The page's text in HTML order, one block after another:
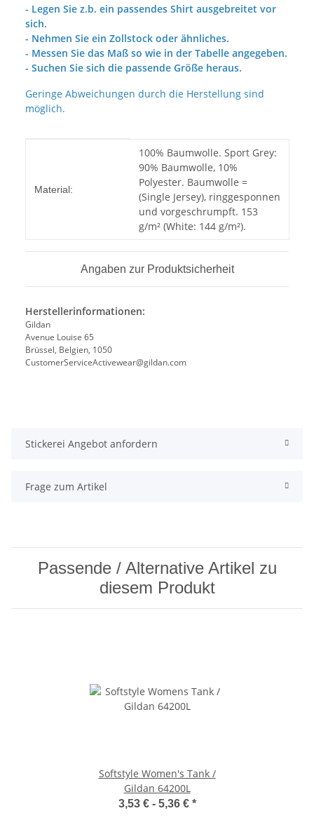
- Legen Sie z.b. ein passendes Shirt ausgebreitet vor
sich.
- Nehmen Sie ein Zollstock oder ähnliches.
- Messen Sie das Maß so wie in der Tabelle angegeben.
- Suchen Sie sich die passende Größe heraus.
Geringe Abweichungen durch die Herstellung sind
möglich.
Material:
100% Baumwolle. Sport Grey:
90% Baumwolle, 10%
Polyester. Baumwolle =
(Single Jersey), ringgesponnen
und vorgeschrumpft. 153
g/m² (White: 144 g/m²).
Angaben zur Produktsicherheit
Herstellerinformationen:
Gildan
Avenue Louise 65
Brüssel, Belgien, 1050
CustomerServiceActivewear@gildan.com
Stickerei Angebot anfordern
Frage zum Artikel
Passende / Alternative Artikel zu
diesem Produkt
Softstyle Women's Tank /
Gildan 64200L
3,53 € - 5,36 € *